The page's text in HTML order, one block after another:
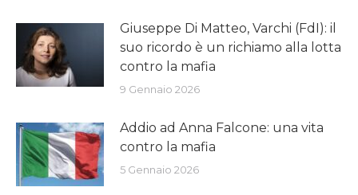
Giuseppe Di Matteo, Varchi (FdI): il
suo ricordo è un richiamo alla lotta
contro la mafia
9 Gennaio 2026
Addio ad Anna Falcone: una vita
contro la mafia
5 Gennaio 2026